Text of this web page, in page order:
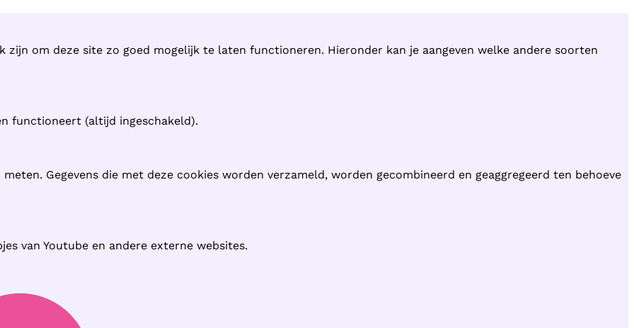
zijn om deze site zo goed mogelijk te laten functioneren. Hieronder kan je aangeven welke andere soorten
functioneert (altijd ingeschakeld).
Gegevens die met deze cookies worden verzameld, worden gecombineerd en geaggregeerd ten behoeve
van Youtube en andere externe websites.